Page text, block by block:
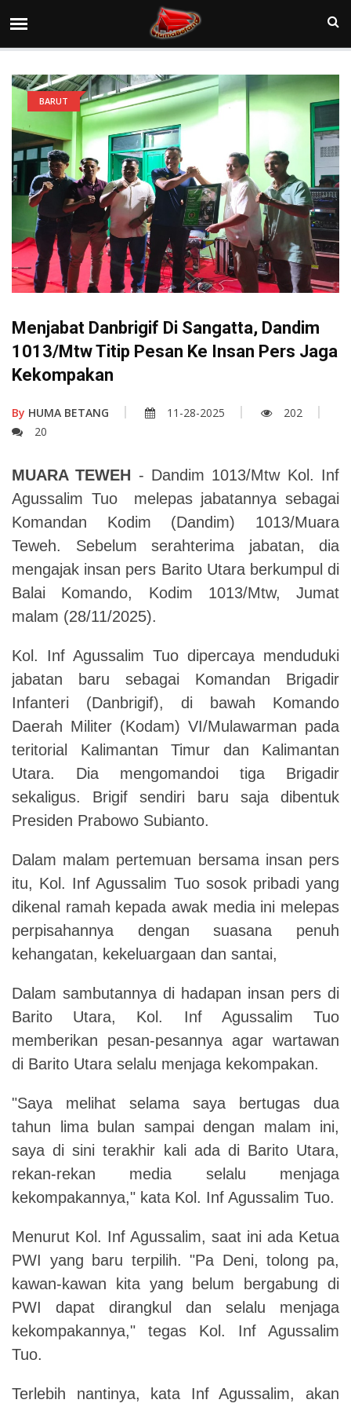
BARUT
Menjabat Danbrigif Di Sangatta, Dandim
1013/Mtw Titip Pesan Ke Insan Pers Jaga
Kekompakan
By HUMA BETANG 11-28-2025
202
20
MUARA TEWEH - Dandim 1013/Mtw Kol. Inf
Agussalim Tuo melepas jabatannya sebagai
Komandan Kodim (Dandim) 1013/Muara
Teweh. Sebelum serahterima jabatan, dia
mengajak insan pers Barito Utara berkumpul di
Balai Komando, Kodim 1013/Mtw, Jumat
malam (28/11/2025).
Kol. Inf Agussalim Tuo dipercaya menduduki
jabatan baru sebagai Komandan Brigadir
Infanteri (Danbrigif), di bawah Komando
Daerah Militer (Kodam) VI/Mulawarman pada
teritorial Kalimantan Timur dan Kalimantan
Utara. Dia mengomandoi tiga Brigadir
sekaligus. Brigif sendiri baru saja dibentuk
Presiden Prabowo Subianto.
Dalam malam pertemuan bersama insan pers
itu, Kol. Inf Agussalim Tuo sosok pribadi yang
dikenal ramah kepada awak media ini melepas
perpisahannya dengan suasana penuh
kehangatan, kekeluargaan dan santai,
Dalam sambutannya di hadapan insan pers di
Barito Utara, Kol. Inf Agussalim Tuo
memberikan pesan-pesannya agar wartawan
di Barito Utara selalu menjaga kekompakan.
"Saya melihat selama saya bertugas dua
tahun lima bulan sampai dengan malam ini,
saya di sini terakhir kali ada di Barito Utara,
rekan-rekan media selalu menjaga
kekompakannya," kata Kol. Inf Agussalim Tuo.
Menurut Kol. Inf Agussalim, saat ini ada Ketua
PWI yang baru terpilih. "Pa Deni, tolong pa,
kawan-kawan kita yang belum bergabung di
PWI dapat dirangkul dan selalu menjaga
kekompakannya," tegas Kol. Inf Agussalim
Tuo.
Terlebih nantinya, kata Inf Agussalim, akan